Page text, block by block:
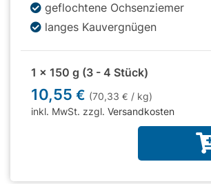
geflochtene Ochsenziemer
langes Kauvergnügen
1 x 150 g (3 - 4 Stück)
10,55 € (70,33 € / kg)
inkl. MwSt. zzgl. Versandkosten